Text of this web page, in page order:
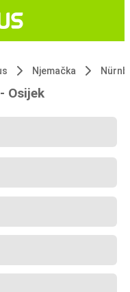
Njemačka
Osijek